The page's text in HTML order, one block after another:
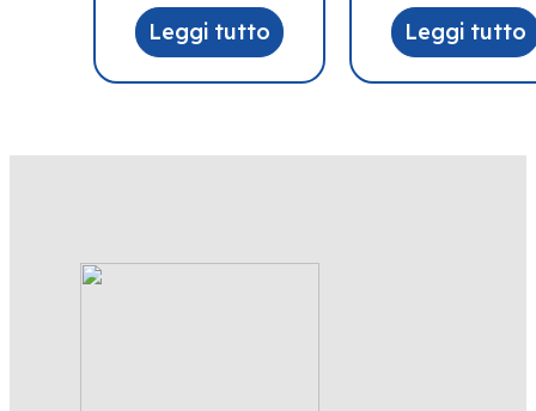
Leggi tutto Leggi tutto